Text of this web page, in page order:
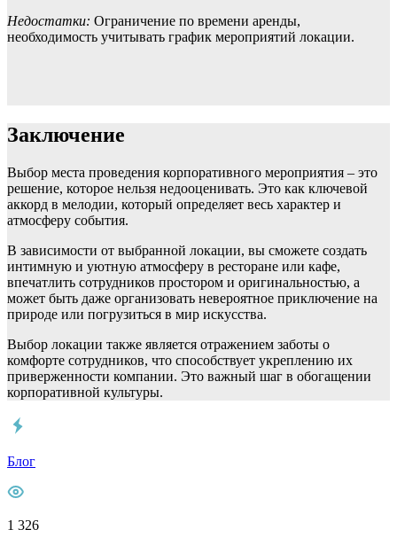
Недостатки: Ограничение по времени аренды,
необходимость учитывать график мероприятий локации.
Заключение
Выбор места проведения корпоративного мероприятия – это
решение, которое нельзя недооценивать. Это как ключевой
аккорд в мелодии, который определяет весь характер и
атмосферу события.
В зависимости от выбранной локации, вы сможете создать
интимную и уютную атмосферу в ресторане или кафе,
впечатлить сотрудников простором и оригинальностью, а
может быть даже организовать невероятное приключение на
природе или погрузиться в мир искусства.
Выбор локации также является отражением заботы о
комфорте сотрудников, что способствует укреплению их
приверженности компании. Это важный шаг в обогащении
корпоративной культуры.
Блог
1 326